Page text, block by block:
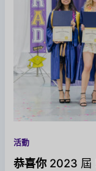
活動
恭喜你2023 屆